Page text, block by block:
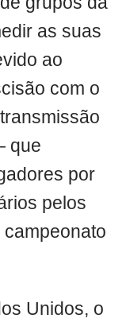
as suas
ao
com o
que
por
pelos
campeonato
Unidos, o